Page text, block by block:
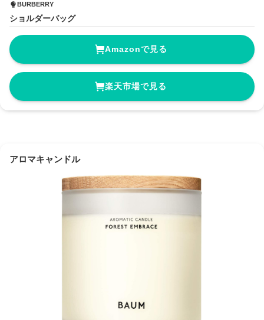
BURBERRY
ショルダーバッグ
Amazonで見る
楽天市場で見る
アロマキャンドル